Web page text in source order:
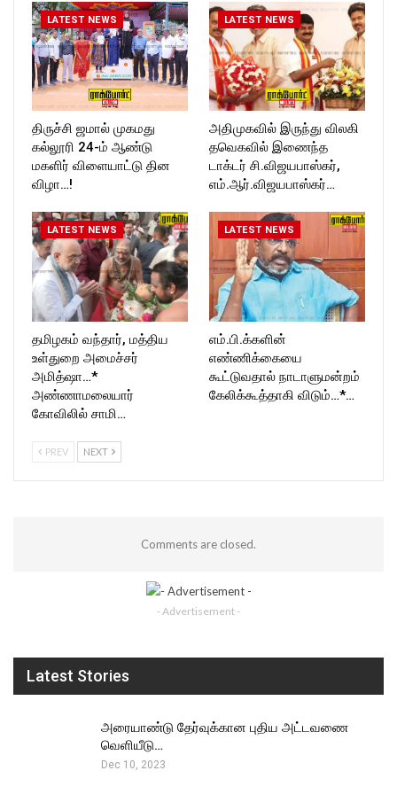
LATEST NEWS
திருச்சி ஜமால் முகமது
கல்லூரி 24-ம் ஆண்டு
மகளிர் விளையாட்டு தின
விழா…!
LATEST NEWS
அதிமுகவில் இருந்து விலகி
தவெகவில் இணைந்த
டாக்டர் சி.விஜயபாஸ்கர்,
எம்.ஆர்.விஜயபாஸ்கர்…
LATEST NEWS
தமிழகம் வந்தார், மத்திய
உள்துறை அமைச்சர்
அமித்ஷா…*
அண்ணாமலையார்
கோவிலில் சாமி…
LATEST NEWS
எம்.பி.க்களின்
எண்ணிக்கையை
கூட்டுவதால் நாடாளுமன்றம்
கேலிக்கூத்தாகி விடும்…*…
PREV NEXT
Comments are closed.
- Advertisement -
Latest Stories
அரையாண்டு தேர்வுக்கான புதிய அட்டவணை
வெளியீடு…
Dec 10, 2023